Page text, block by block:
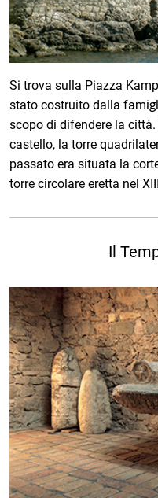
Si trova sulla Piazza
stato costruito dalla
scopo di difendere la
castello, la torre
passato era situata la
torre circolare eretta nel
Il